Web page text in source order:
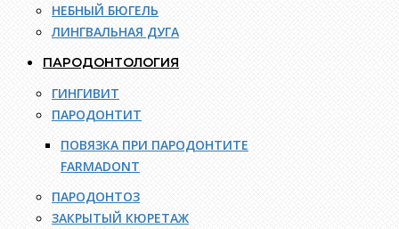
НЕБНЫЙ БЮГЕЛЬ
ЛИНГВАЛЬНАЯ ДУГА
ПАРОДОНТОЛОГИЯ
ГИНГИВИТ
ПАРОДОНТИТ
ПОВЯЗКА ПРИ ПАРОДОНТИТЕ
FARMADONT
ПАРОДОНТОЗ
ЗАКРЫТЫЙ КЮРЕТАЖ